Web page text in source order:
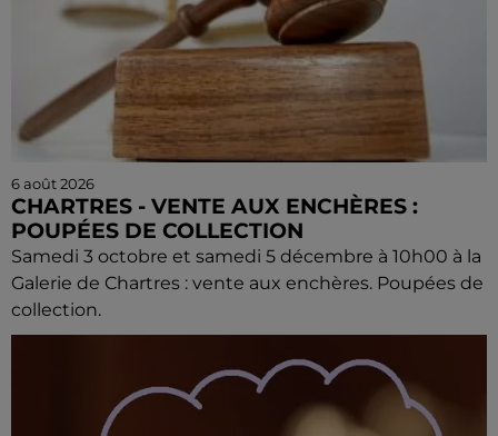
6 août 2026
CHARTRES - VENTE AUX ENCHÈRES :
POUPÉES DE COLLECTION
Samedi 3 octobre et samedi 5 décembre à 10h00 à la
Galerie de Chartres : vente aux enchères. Poupées de
collection.